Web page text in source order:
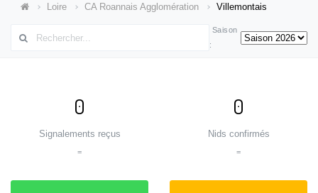
Loire CA Roannais Agglomération Villemontais
Saison
:
0
Signalements reçus
=
0
Nids confirmés
=